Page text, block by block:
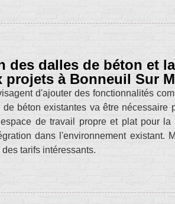
des dalles de béton et
projets à Bonneuil Sur
d'ajouter des fonctionnalités
de béton existantes va être
de travail propre et plat pour
dans l'environnement
tarifs intéressants.